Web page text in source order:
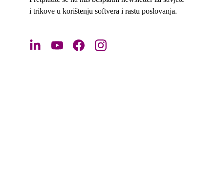
i trikove u korištenju softvera i rastu poslovanja.